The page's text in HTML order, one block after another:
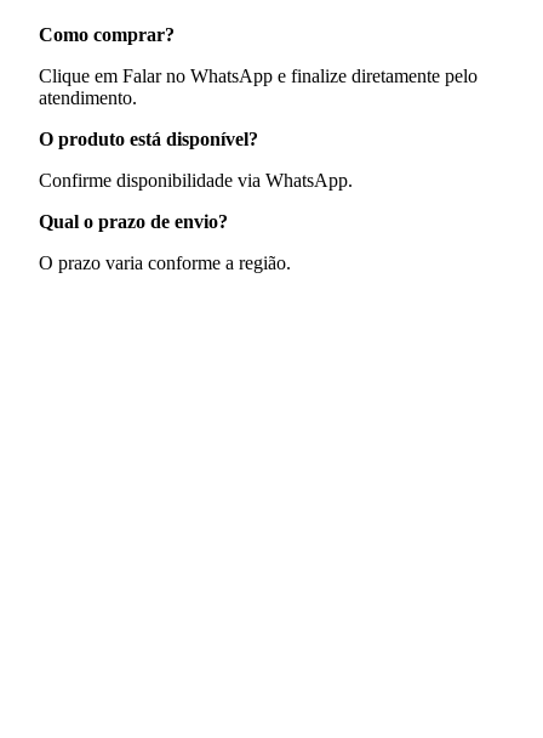
Como comprar?
Clique em Falar no WhatsApp e finalize diretamente pelo
atendimento.
O produto está disponível?
Confirme disponibilidade via WhatsApp.
Qual o prazo de envio?
O prazo varia conforme a região.